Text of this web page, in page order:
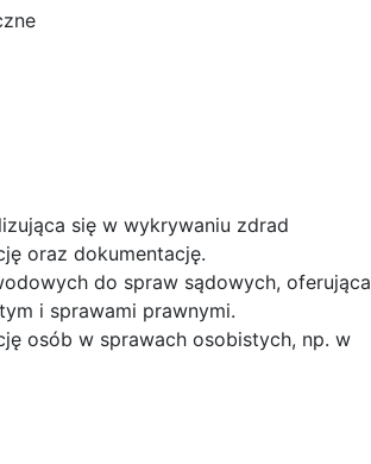
się w wykrywaniu zdrad
oraz dokumentację.
do spraw sądowych, oferująca
i sprawami prawnymi.
osób w sprawach osobistych, np. w